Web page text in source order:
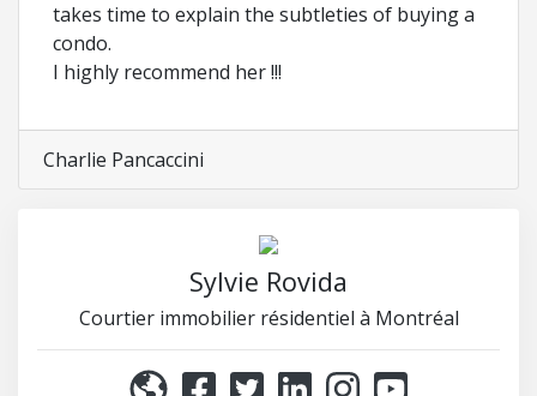
takes time to explain the subtleties of buying a
condo.
I highly recommend her !!!
Charlie Pancaccini
Sylvie Rovida
Courtier immobilier résidentiel à Montréal